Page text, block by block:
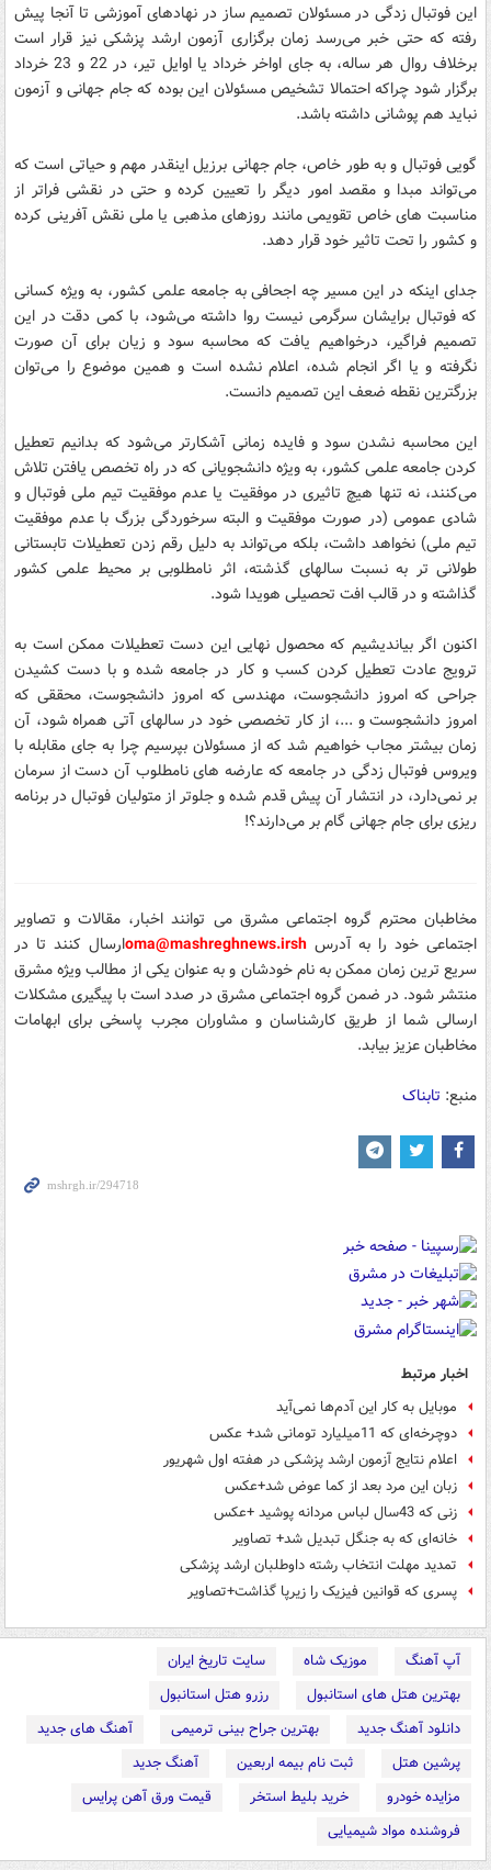
این فوتبال زدگی در مسئولان تصمیم ساز در نهادهای آموزشی تا آنجا پیش
رفته که حتی خبر می‌رسد زمان برگزاری آزمون ارشد پزشکی نیز قرار است
برخلاف روال هر ساله، به جای اواخر خرداد یا اوایل تیر، در 22 و 23 خرداد
برگزار شود چراکه احتمالا تشخیص مسئولان این بوده که جام جهانی و آزمون
نباید هم پوشانی داشته باشد.
گویی فوتبال و به طور خاص، جام جهانی برزیل اینقدر مهم و حیاتی است که
می‌تواند مبدا و مقصد امور دیگر را تعیین کرده و حتی در نقشی فراتر از
مناسبت های خاص تقویمی مانند روزهای مذهبی یا ملی نقش آفرینی کرده
و کشور را تحت تاثیر خود قرار دهد.
جدای اینکه در این مسیر چه اجحافی به جامعه علمی کشور، به ویژه کسانی
که فوتبال برایشان سرگرمی نیست روا داشته می‌شود، با کمی دقت در این
تصمیم فراگیر، درخواهیم یافت که محاسبه سود و زیان برای آن صورت
نگرفته و یا اگر انجام شده، اعلام نشده است و همین موضوع را می‌توان
بزرگترین نقطه ضعف این تصمیم دانست.
این محاسبه نشدن سود و فایده زمانی آشکارتر می‌شود که بدانیم تعطیل
کردن جامعه علمی کشور، به ویژه دانشجویانی که در راه تخصص یافتن تلاش
می‌کنند، نه تنها هیچ تاثیری در موفقیت یا عدم موفقیت تیم ملی فوتبال و
شادی عمومی (در صورت موفقیت و البته سرخوردگی بزرگ با عدم موفقیت
تیم ملی) نخواهد داشت، بلکه می‌تواند به دلیل رقم زدن تعطیلات تابستانی
طولانی تر به نسبت سالهای گذشته، اثر نامطلوبی بر محیط علمی کشور
گذاشته و در قالب افت تحصیلی هویدا شود.
اکنون اگر بیاندیشیم که محصول نهایی این دست تعطیلات ممکن است به
ترویج عادت تعطیل کردن کسب و کار در جامعه شده و با دست کشیدن
جراحی که امروز دانشجوست، مهندسی که امروز دانشجوست، محققی که
امروز دانشجوست و ...، از کار تخصصی خود در سالهای آتی همراه شود، آن
زمان بیشتر مجاب خواهیم شد که از مسئولان بپرسیم چرا به جای مقابله با
ویروس فوتبال زدگی در جامعه که عارضه های نامطلوب آن دست از سرمان
بر نمی‌دارد، در انتشار آن پیش قدم شده و جلوتر از متولیان فوتبال در برنامه
ریزی برای جام جهانی گام بر می‌دارند؟!
مخاطبان محترم گروه اجتماعی مشرق می توانند اخبار، مقالات و تصاویر
اجتماعی خود را به آدرسsh
oma@mashreghnews.irارسال کنند تا در
سریع ترین زمان ممکن به نام خودشان و به عنوان یکی از مطالب ویژه مشرق
منتشر شود. در ضمن گروه اجتماعی مشرق در صدد است با پیگیری مشکلات
ارسالی شما از طریق کارشناسان و مشاوران مجرب پاسخی برای ابهامات
مخاطبان عزیز بیابد.
منبع: تابناک
اخبار مرتبط
موبایل به کار این آدم‌ها نمی‌آید
دوچرخه‌ای که 11میلیارد تومانی شد+ عکس
اعلام نتایج آزمون ارشد پزشکی در هفته اول شهریور
زبان این مرد بعد از کما عوض شد+عکس
زنی که 43سال لباس مردانه پوشید +عکس
خانه‌ای که به جنگل تبدیل شد+ تصاویر
تمدید مهلت انتخاب رشته داوطلبان ارشد پزشکی
پسری که قوانین فیزیک را زیرپا گذاشت+تصاویر
آپ آهنگ موزیک شاه
سایت تاریخ ایران
بهترین هتل های استانبول
رزرو هتل استانبول
دانلود آهنگ جدید
بهترین جراح بینی ترمیمی
آهنگ های جدید
پرشین هتل
ثبت نام بیمه اربعین
آهنگ جدید
مزایده خودرو
خرید بلیط استخر
قیمت ورق آهن پرایس
فروشنده مواد شیمیایی